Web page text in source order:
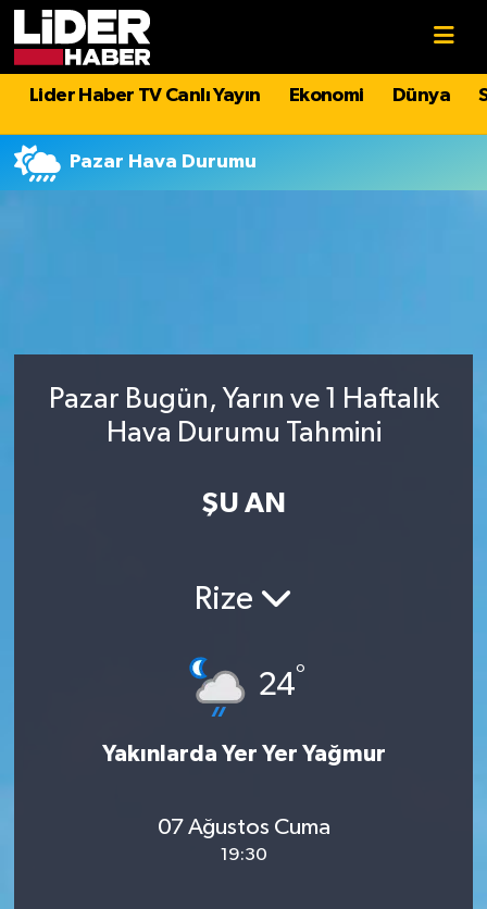
Lider Haber TV Canlı Yayın Ekonomi Dünya
Pazar Hava Durumu
Pazar Bugün, Yarın ve 1 Haftalık
Hava Durumu Tahmini
ŞU AN
Rize
24°
Yakınlarda Yer Yer Yağmur
07 Ağustos Cuma
19:30
Politika
Asayiş
Spor
Hava Durumu
İstanbul Namaz Vakitleri
Tüm Manşetler
Son Dakika Haberleri